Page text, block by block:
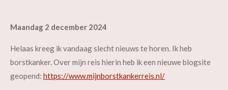
Maandag 2 december 2024
Helaas kreeg ik vandaag slecht nieuws te horen. Ik heb
borstkanker. Over mijn reis hierin heb ik een nieuwe blogsite
geopend: https://www.mijnborstkankerreis.nl/